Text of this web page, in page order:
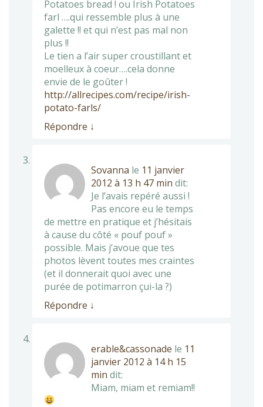
Potatoes bread ! ou Irish Potatoes
farl ….qui ressemble plus à une
galette !! et qui n’est pas mal non
plus !!
Le tien a l’air super croustillant et
moelleux à coeur….cela donne
envie de le goûter !
http://allrecipes.com/recipe/irish-
potato-farls/
Répondre ↓
Sovanna le 11 janvier
2012 à 13 h 47 min dit:
Je l’avais repéré aussi !
Pas encore eu le temps
de mettre en pratique et j’hésitais
à cause du côté « pouf pouf »
possible. Mais j’avoue que tes
photos lèvent toutes mes craintes
(et il donnerait quoi avec une
purée de potimarron çui-la ?)
Répondre ↓
erable&cassonade le 11
janvier 2012 à 14 h 15
min dit:
Miam, miam et remiam!!